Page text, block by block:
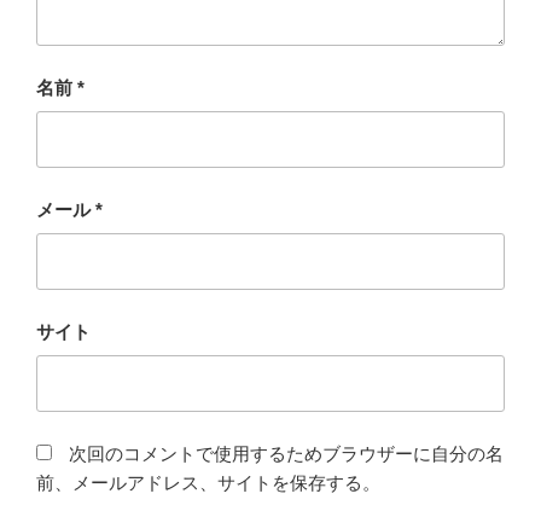
名前 *
メール*
サイト
次回のコメントで使用するためブラウザーに自分の名
前、メールアドレス、サイトを保存する。